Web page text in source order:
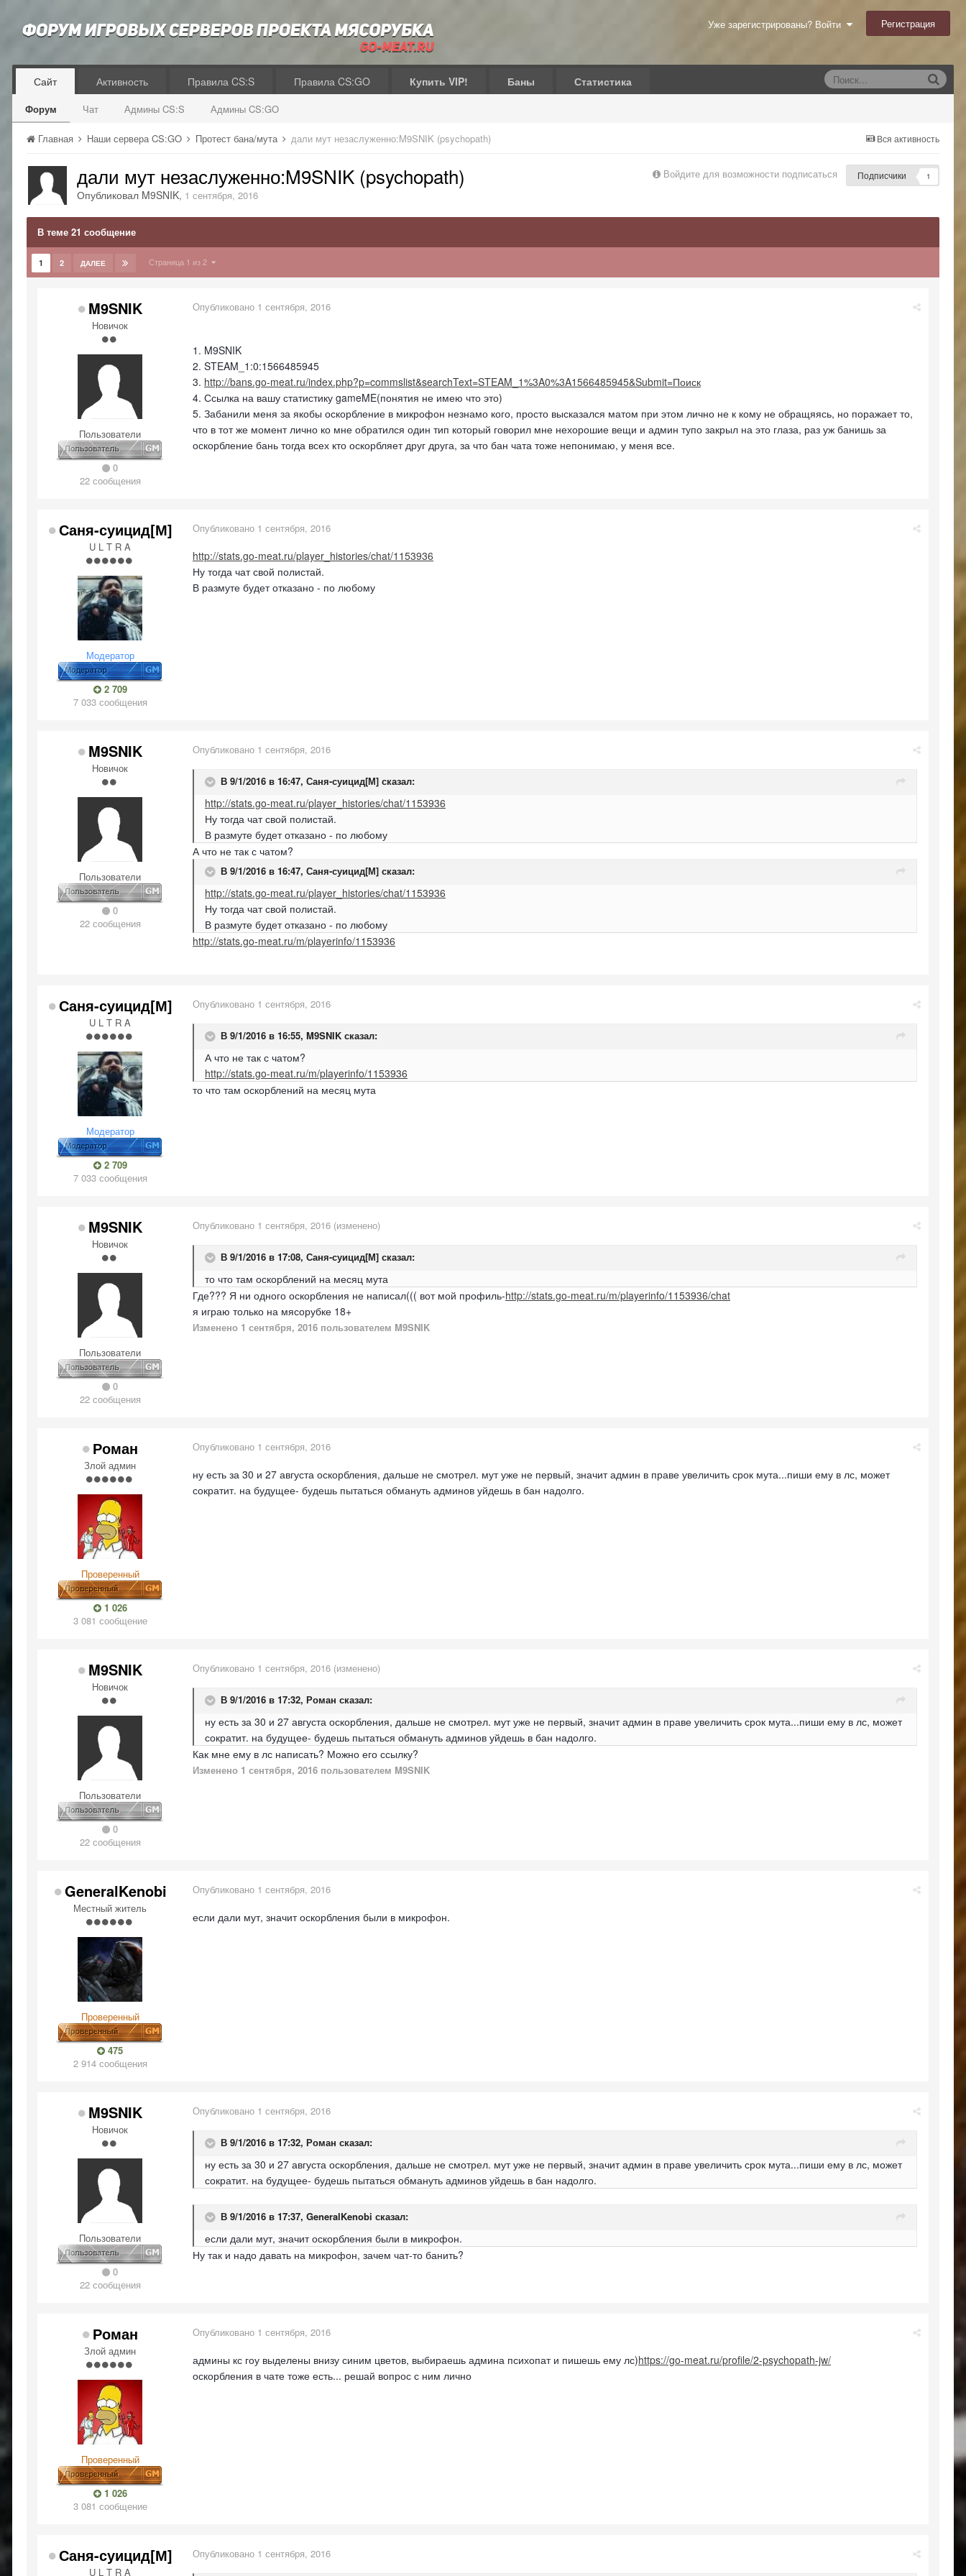
Уже зарегистрированы? Войти Регистрация
Сайт
Форум Чат Админы CS:S Админы CS:GO
Активность Правила CS:S Правила CS:GO Купить VIP! Баны Статистика
Вся активность
Главная Наши сервера CS:GO Протест бана/мута дали мут незаслуженно:M9SNIK (psychopath)
Войдите для возможности подписаться Подписчики 1
дали мут незаслуженно:M9SNIK (psychopath)
Опубликовал M9SNIK, 1 сентября, 2016
В теме 21 сообщение
1 2 ДАЛЕЕ Страница 1 из 2
M9SNIK
Новичок
Пользователи
0
22 сообщения
Опубликовано 1 сентября, 2016
1. M9SNIK
2. STEAM_1:0:1566485945
3. http://bans.go-meat.ru/index.php?p=commslist&searchText=STEAM_1%3A0%3A1566485945&Submit=Поиск
4. Ссылка на вашу статистику gameME(понятия не имею что это)
5. Забанили меня за якобы оскорбление в микрофон незнамо кого, просто высказался матом при этом лично не к кому не обращяясь, но поражает то,
что в тот же момент лично ко мне обратился один тип который говорил мне нехорошие вещи и админ тупо закрыл на это глаза, раз уж банишь за
оскорбление бань тогда всех кто оскорбляет друг друга, за что бан чата тоже непонимаю, у меня все.
Саня-суицид[М]
U L T R A
Модератор
2 709
7 033 сообщения
Опубликовано 1 сентября, 2016
http://stats.go-meat.ru/player_histories/chat/1153936
Ну тогда чат свой полистай.
В размуте будет отказано - по любому
M9SNIK
Новичок
Пользователи
0
22 сообщения
Опубликовано 1 сентября, 2016
В 9/1/2016 в 16:47, Саня-суицид[М] сказал:
http://stats.go-meat.ru/player_histories/chat/1153936
Ну тогда чат свой полистай.
В размуте будет отказано - по любому
А что не так с чатом?
В 9/1/2016 в 16:47, Саня-суицид[М] сказал:
http://stats.go-meat.ru/player_histories/chat/1153936
Ну тогда чат свой полистай.
В размуте будет отказано - по любому
http://stats.go-meat.ru/m/playerinfo/1153936
Саня-суицид[М]
U L T R A
Модератор
2 709
7 033 сообщения
Опубликовано 1 сентября, 2016
В 9/1/2016 в 16:55, M9SNIK сказал:
А что не так с чатом?
http://stats.go-meat.ru/m/playerinfo/1153936
то что там оскорблений на месяц мута
M9SNIK
Новичок
Пользователи
0
22 сообщения
Опубликовано 1 сентября, 2016 (изменено)
В 9/1/2016 в 17:08, Саня-суицид[М] сказал:
то что там оскорблений на месяц мута
Где??? Я ни одного оскорбления не написал((( вот мой профиль-http://stats.go-meat.ru/m/playerinfo/1153936/chat
я играю только на мясорубке 18+
Изменено 1 сентября, 2016 пользователем M9SNIK
Роман
Злой админ
Проверенный
1 026
3 081 сообщение
Опубликовано 1 сентября, 2016
ну есть за 30 и 27 августа оскорбления, дальше не смотрел. мут уже не первый, значит админ в праве увеличить срок мута...пиши ему в лс, может
сократит. на будущее- будешь пытаться обмануть админов уйдешь в бан надолго.
M9SNIK
Новичок
Пользователи
0
22 сообщения
Опубликовано 1 сентября, 2016 (изменено)
В 9/1/2016 в 17:32, Роман сказал:
ну есть за 30 и 27 августа оскорбления, дальше не смотрел. мут уже не первый, значит админ в праве увеличить срок мута...пиши ему в лс, может
сократит. на будущее- будешь пытаться обмануть админов уйдешь в бан надолго.
Как мне ему в лс написать? Можно его ссылку?
Изменено 1 сентября, 2016 пользователем M9SNIK
GeneralKenobi
Местный житель
Проверенный
475
2 914 сообщения
Опубликовано 1 сентября, 2016
если дали мут, значит оскорбления были в микрофон.
M9SNIK
Новичок
Пользователи
0
22 сообщения
Опубликовано 1 сентября, 2016
В 9/1/2016 в 17:32, Роман сказал:
ну есть за 30 и 27 августа оскорбления, дальше не смотрел. мут уже не первый, значит админ в праве увеличить срок мута...пиши ему в лс, может
сократит. на будущее- будешь пытаться обмануть админов уйдешь в бан надолго.
В 9/1/2016 в 17:37, GeneralKenobi сказал:
если дали мут, значит оскорбления были в микрофон.
Ну так и надо давать на микрофон, зачем чат-то банить?
Роман
Злой админ
Проверенный
1 026
3 081 сообщение
Опубликовано 1 сентября, 2016
админы кс гоу выделены внизу синим цветов, выбираешь админа психопат и пишешь ему лс)https://go-meat.ru/profile/2-psychopath-jw/
оскорбления в чате тоже есть... решай вопрос с ним лично
Саня-суицид[М]
U L T R A
Опубликовано 1 сентября, 2016